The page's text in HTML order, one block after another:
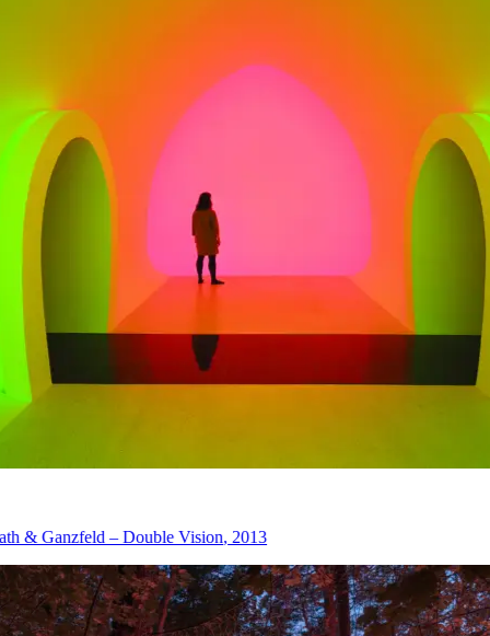
– Double Vision, 2013